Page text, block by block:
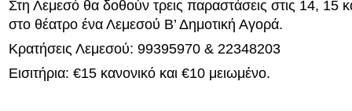
Στη Λεμεσό θα δοθούν τρεις παραστάσεις στις 14, 15
στο θέατρο ένα Λεμεσού Β’ Δημοτική Αγορά.
Κρατήσεις Λεμεσού: 99395970 & 22348203
Εισιτήρια: €15 κανονικό και €10 μειωμένο.